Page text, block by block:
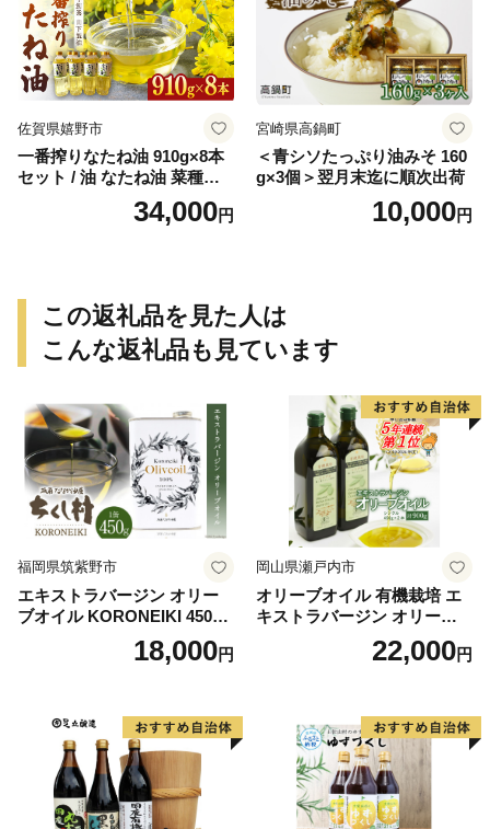
佐賀県嬉野市
一番搾りなたね油 910g×8本
セット / 油 なたね油 菜種油
ナタネ【山下製油】 [NBE00
34,000円
宮崎県高鍋町
＜青シソたっぷり油みそ 160
g×3個＞翌月末迄に順次出荷
10,000円
この返礼品を見た人は
こんな返礼品も見ています
福岡県筑紫野市
エキストラバージン オリー
ブオイル KORONEIKI 450g
[筑前たなか油屋 福岡県 筑紫
野市 21760403] 油 食用油 オ
18,000円
岡山県瀬戸内市
オリーブオイル 有機栽培 エ
キストラバージン オリーブ
オイル シングル 2本 セット
オーガニック 調味料 油 オリ
22,000円